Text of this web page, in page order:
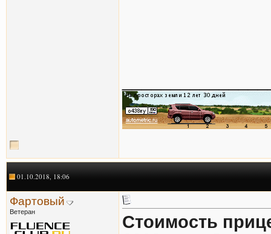
01.10.2018, 18:06
Фартовый
Ветеран
Стоимость